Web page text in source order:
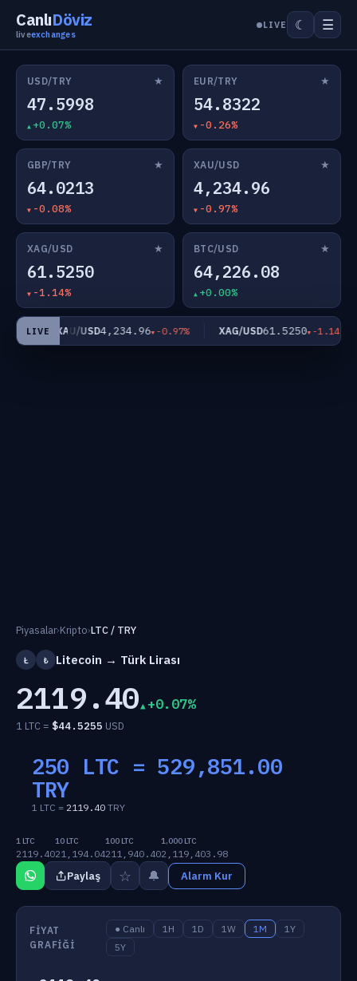
CanlıDöviz
liveexchanges
LIVE ☾ ☰
USD/TRY ★
47.5998
+0.07%
EUR/TRY ★
54.8322
-0.26%
GBP/TRY ★
64.0213
-0.08%
XAU/USD ★
4,234.96
-0.97%
XAG/USD ★
61.5250
-1.14%
BTC/USD ★
64,226.08
+0.00%
LIVEXAU/USD4,234.96 -0.97% XAG/USD61.5250 -1.14%
Piyasalar›Kripto›LTC / TRY
Ł ₺ Litecoin → Türk Lirası
2119.40 +0.07%
1 LTC = $44.5255 USD
250 LTC = 529,851.00
TRY
1 LTC = 2119.40 TRY
1 LTC
2119.40
10 LTC
21,194.04
100 LTC
211,940.40
1,000 LTC
2,119,403.98
Paylaş ☆ 🔔 Alarm Kur
FIYAT
GRAFIĞI
● Canlı 1H 1D 1W 1M
1Y
5Y